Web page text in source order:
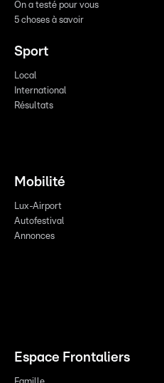
On a testé pour vous
5 choses à savoir
Sport
Local
International
Résultats
Mobilité
Lux-Airport
Autofestival
Annonces
Espace Frontaliers